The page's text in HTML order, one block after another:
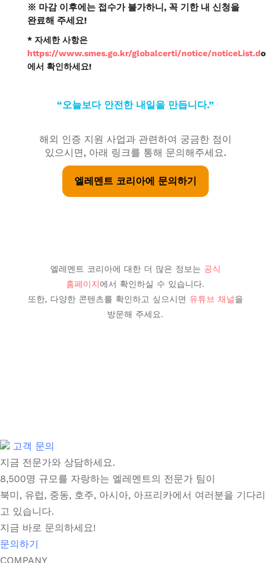
※ 마감 이후에는 접수가 불가하니, 꼭 기한 내 신청을
완료해 주세요!
* 자세한 사항은
https://www.smes.go.kr/globalcerti/notice/noticeList.do
에서 확인하세요!
“오늘보다 안전한 내일을 만듭니다.”
해외 인증 지원 사업과 관련하여 궁금한 점이
있으시면, 아래 링크를 통해 문의해주세요.
엘레멘트 코리아에 문의하기
엘레멘트 코리아에 대한 더 많은 정보는 공식
홈페이지에서 확인하실 수 있습니다.
또한, 다양한 콘텐츠를 확인하고 싶으시면 유튜브 채널을
방문해 주세요.
고객 문의
지금 전문가와 상담하세요.
8,500명 규모를 자랑하는 엘레멘트의 전문가 팀이
북미, 유럽, 중동, 호주, 아시아, 아프리카에서 여러분을 기다리
고 있습니다.
지금 바로 문의하세요!
문의하기
COMPANY